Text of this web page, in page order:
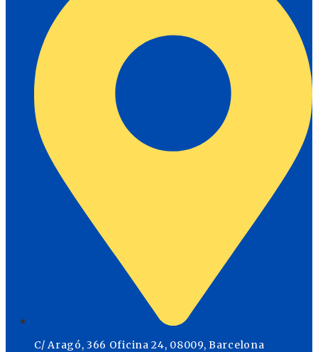
C/ Aragó, 366 Oficina 24, 08009, Barcelona